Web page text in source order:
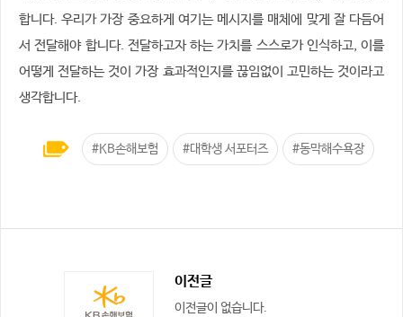
합니다. 우리가 가장 중요하게 여기는 메시지를 매체에 맞게 잘 다듬어
서 전달해야 합니다. 전달하고자 하는 가치를 스스로가 인식하고, 이를
어떻게 전달하는 것이 가장 효과적인지를 끊임없이 고민하는 것이라고
생각합니다.
#KB손해보험 #대학생 서포터즈 #동막해수욕장
이전글
이전글이 없습니다.